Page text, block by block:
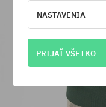
NASTAVENIA
PRIJAŤ VŠETKO